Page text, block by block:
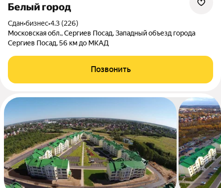
Белый город
Сдан•бизнес•4.3 (226)
Московская обл., Сергиев Посад, Западный объезд города
Сергиев Посад, 56 км до МКАД
Позвонить